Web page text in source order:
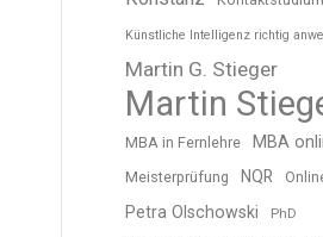
Künstliche Intelligenz richtig
Martin G. Stieger
Martin
MBA in Fernlehre MBA
Meisterprüfung NQR
Petra Olschowski PhD